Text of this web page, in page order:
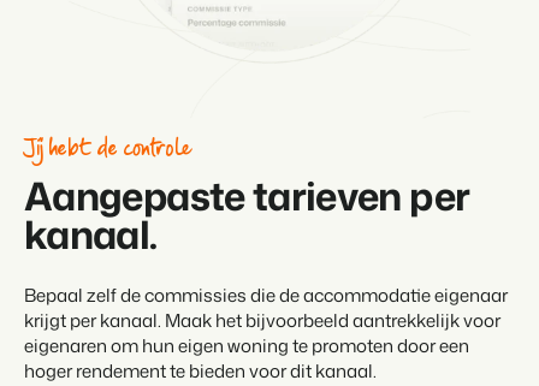
Jij hebt de controle
Aangepaste tarieven per
kanaal.
Bepaal zelf de commissies die de accommodatie eigenaar
krijgt per kanaal. Maak het bijvoorbeeld aantrekkelijk voor
eigenaren om hun eigen woning te promoten door een
hoger rendement te bieden voor dit kanaal.